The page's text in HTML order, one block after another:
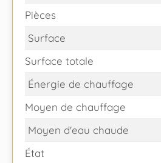
Pièces
Surface
Surface totale
Énergie de chauffage
Moyen de chauffage
Moyen d'eau chaude
État